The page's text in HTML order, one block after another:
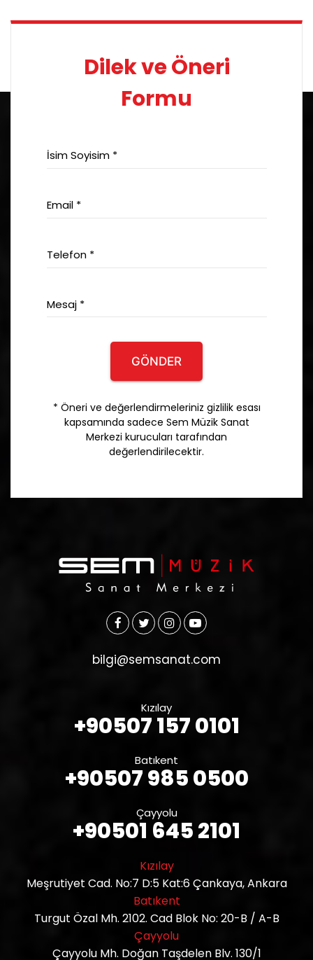
Dilek ve Öneri
Formu
İsim Soyisim *
Email *
Telefon *
Mesaj *
GÖNDER
* Öneri ve değerlendirmeleriniz gizlilik esası
kapsamında sadece Sem Müzik Sanat
Merkezi kurucuları tarafından
değerlendirilecektir.
bilgi@semsanat.com
Kızılay
+90507 157 0101
Batıkent
+90507 985 0500
Çayyolu
+90501 645 2101
Kızılay
Meşrutiyet Cad. No:7 D:5 Kat:6 Çankaya, Ankara
Batıkent
Turgut Özal Mh. 2102. Cad Blok No: 20-B / A-B
Çayyolu
Çayyolu Mh. Doğan Taşdelen Blv. 130/1